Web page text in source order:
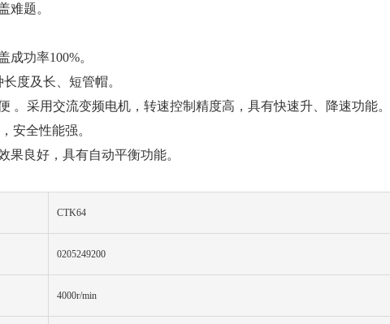
难题。
功率100%。
度及长、短管帽。
。采用交流变频电机，转速控制精度高，具有快速升、降速功能。
安全性能强。
良好，具有自动平衡功能。
CTK64
0205249200
4000r/min